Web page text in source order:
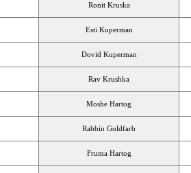
Ronit Kruska
Esti Kuperman
Dovid Kuperman
Rav Krushka
Moshe Hartog
Rabbin Goldfarb
Fruma Hartog